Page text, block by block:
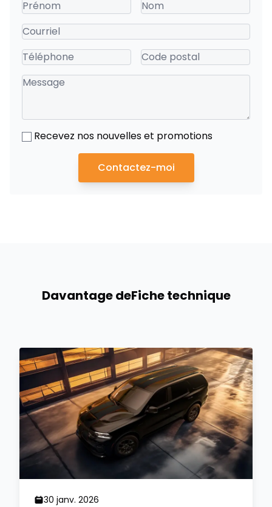
Recevez nos nouvelles et promotions
Contactez-moi
Davantage deFiche technique
30 janv. 2026